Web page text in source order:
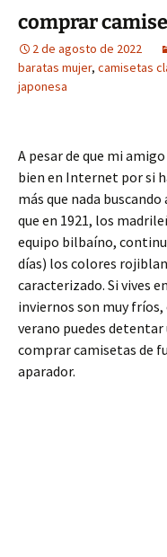
comprar
2 de agosto de 2022
baratas mujer, camisetas
japonesa
A pesar de que mi
bien en Internet por si
más que nada
que en 1921, los
equipo bilbaíno,
días) los colores
caracterizado. Si vives
inviernos son muy fríos,
verano puedes detentar
comprar camisetas de
aparador.